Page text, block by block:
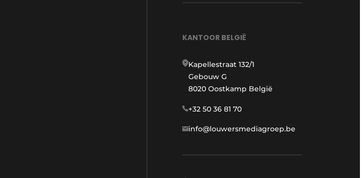
KANTOOR BELGIË
Kapellestraat 132/1
Gebouw G
8020 Oostkamp België
+32 50 36 81 70
info@louwersmediagroep.be